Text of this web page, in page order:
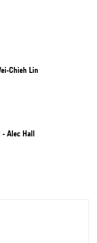
Chieh Lin
- Alec Hall